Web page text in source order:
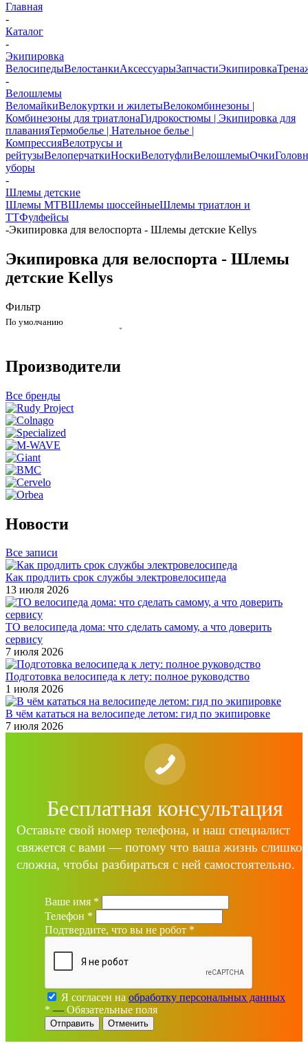
Главная
-
Каталог
-
Экипировка
ВелосипедыВелостанкиАксессуарыЗапчастиЭкипировка
-
Велошлемы
ВеломайкиВелокуртки и жилетыВелокомбинезоны |
Комбинезоны для триатлонаГидрокостюмы | Экипировка для
плаванияТермобелье | Нательное белье |
КомпрессияВелотрусы и
рейтузыВелоперчаткиНоскиВелотуфлиВелошлемыОчки
уборы
-
Шлемы детские
Шлемы MTBШлемы шоссейныеШлемы триатлон и
ТТФулфейсы
-Экипировка для велоспорта - Шлемы детские Kellys
Экипировка для велоспорта - Шлемы
детские Kellys
Фильтр
По умолчанию
Производители
Все бренды
Новости
Все записи
Как продлить срок службы электровелосипеда
13 июля 2026
ТО велосипеда дома: что сделать самому, а что доверить
сервису
7 июля 2026
Подготовка велосипеда к лету: полное руководство
1 июля 2026
В чём кататься на велосипеде летом: гид по экипировке
7 июля 2026
Бесплатная консультация
Оставьте свой номер телефона, и наш специалист
свяжется с вами — потому что ваша жизнь
сложна, чтобы разбираться с ней самостоятельно.
Ваше имя *
Телефон *
Подтвердите, что вы не робот *
Я согласен на обработку персональных данных
* — Обязательные поля
Отменить